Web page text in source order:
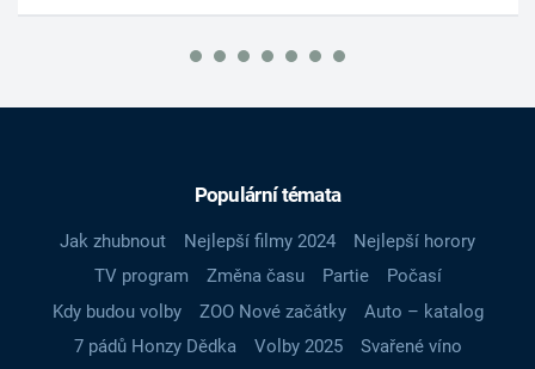
Populární témata
Jak zhubnout Nejlepší filmy 2024
Nejlepší horory
TV program
Změna času Partie
Počasí
Kdy budou volby
ZOO Nové začátky
Auto – katalog
7 pádů Honzy Dědka
Volby 2025
Svařené víno